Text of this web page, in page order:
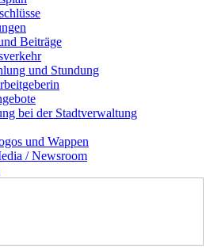
Beiträge
und Stundung
bei der Stadtverwaltung
und Wappen
/ Newsroom